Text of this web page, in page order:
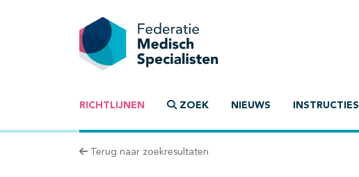
RICHTLIJNEN ZOEK NIEUWS INSTRUCTIES
Terug naar zoekresultaten